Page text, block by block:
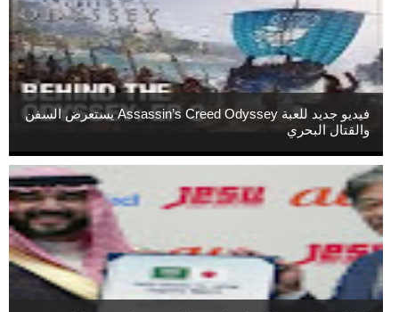
فيديو جديد للعبة Assassin’s Creed Odyssey يستعرض السفن
والقتال البحري